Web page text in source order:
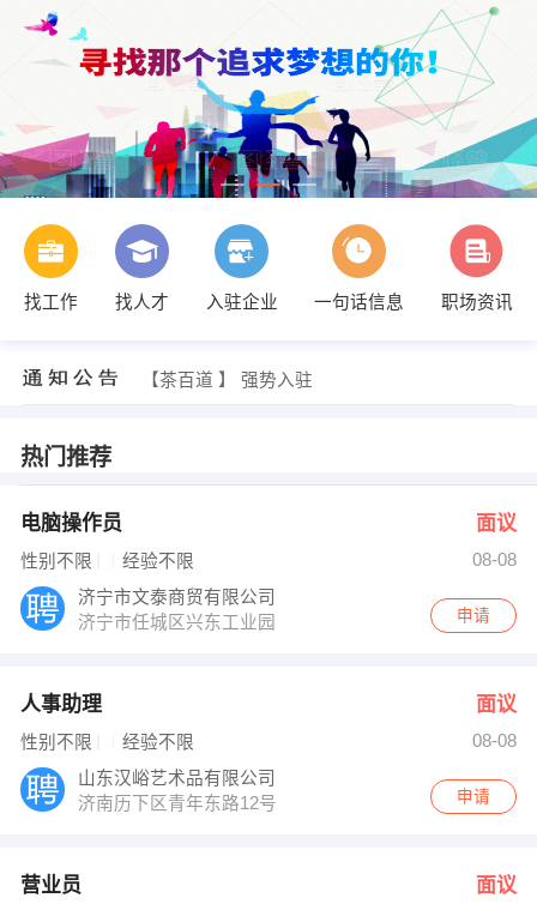
找工作 找人才 入驻企业 一句话信息
职场资讯
【茶百道 】 强势入驻
刘经理 发布 [审计助理 ] 招聘信息
【张宇航】 强势入驻
热门推荐
电脑操作员 面议
性别不限 经验不限
08-08
济宁市文泰商贸有限公司
济宁市任城区兴东工业园
申请
人事助理 面议
性别不限 经验不限
08-08
山东汉峪艺术品有限公司
济南历下区青年东路12号
申请
营业员 面议